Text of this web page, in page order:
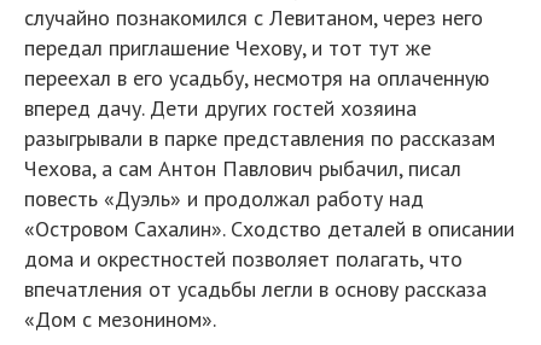
случайно познакомился с Левитаном, через него
передал пригла­шение Чехову, и тот тут же
переехал в его усадьбу, несмотря на оплаченную
вперед дачу. Дети других гостей хозяина
разыгрывали в парке представления по рассказам
Чехова, а сам Антон Павлович рыбачил, писал
повесть «Дуэль» и продолжал работу над
«Островом Сахалин». Сходство деталей в описании
дома и окрестностей позволяет полагать, что
впечатления от усадьбы легли в основу рассказа
«Дом с мезонином».